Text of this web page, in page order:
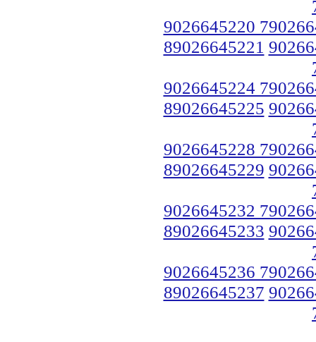
9026645220
89026645221
9026645224
89026645225
9026645228
89026645229
9026645232
89026645233
9026645236
89026645237